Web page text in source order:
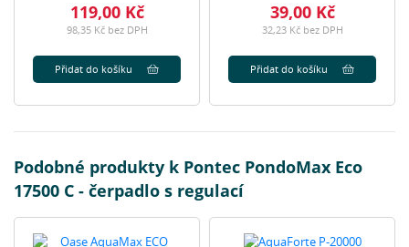
119,00 Kč
98,35 Kč bez DPH
Přidat do košíku
39,00 Kč
32,23 Kč bez DPH
Přidat do košíku
Podobné produkty k Pontec PondoMax Eco
17500 C - čerpadlo s regulací